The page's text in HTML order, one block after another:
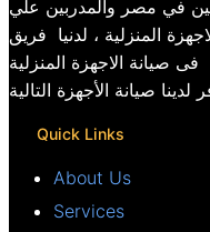
في مصر والمدربين علي
المنزلية ، لدنيا فريق
صيانة الاجهزة المنزلية
لدينا صيانة الأجهزة التالية
Quick Links
About Us
Services